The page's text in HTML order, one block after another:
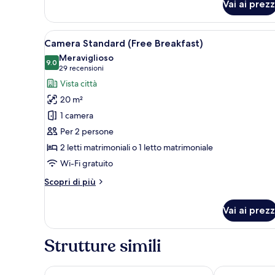
Breakfast)
letto
matrimoniale,
accessibile
disabili
(Free
Breakfast)
Vai ai
Apri
tutte
le
foto
per
Camera
Standard
(Free
Breakfast)
Una camera d'albergo con
7
Camera Standard (Free Breakfast)
9.09.0 su 10
Meraviglioso
29 recensioni
(29
recensioni)
Vista città
20 m²
1 camera
Per 2 persone
2 letti matrimoniali o 1 letto matrimoniale
Wi-Fi gratuito
Scopri di più
Altri
Standard
Breakfast)
Vai ai
Strutture simili
Hotel Primus Valencia HQ Arena